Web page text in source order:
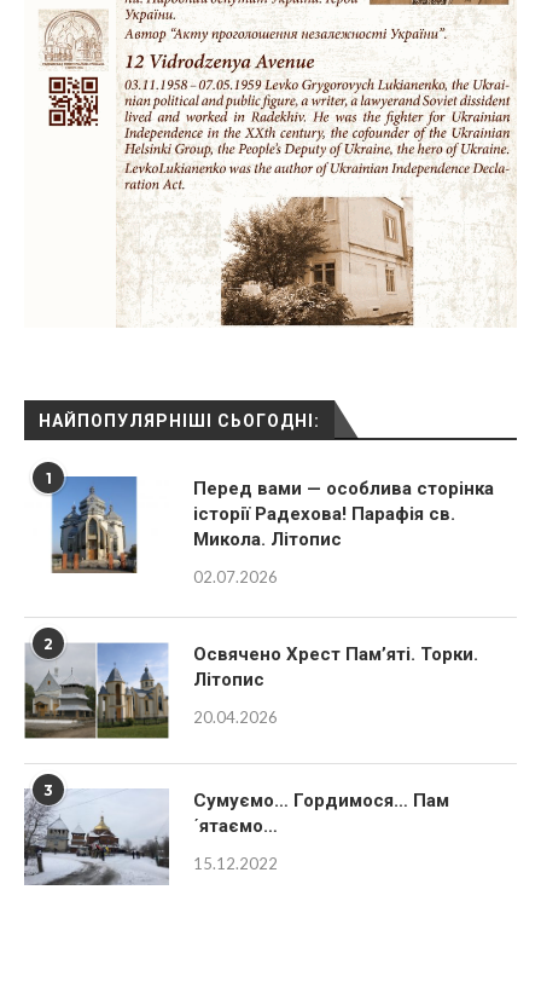
НАЙПОПУЛЯРНІШІ СЬОГОДНІ:
1
Перед вами — особлива сторінка
історії Радехова! Парафія св.
2
Освячено Хрест Пам’яті. Торки.
3
Сумуємо… Гордимося… Пам